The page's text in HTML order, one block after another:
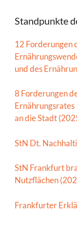
Standpunkte
12 Forderungen
und des
8 Forderungen
Ernährungsrates
an die Stadt
StN Dt.
StN Frankfurt
Nutzflächen
Frankfurter